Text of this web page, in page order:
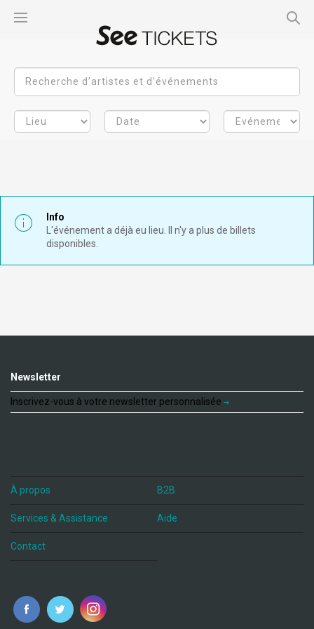
Info
L'événement a déjà eu lieu. Il n'y a plus de billets
disponibles.
Newsletter
Inscrivez-vous à votre newsletter personnalisée
À propos B2B
Services & Assistance Aide
Contact
fr